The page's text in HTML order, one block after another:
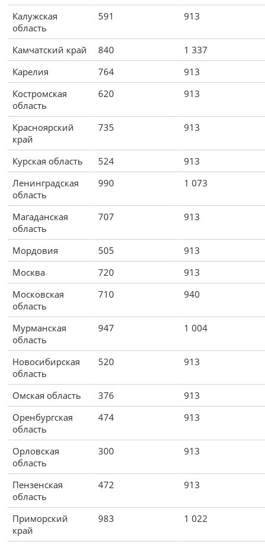
Калужская
область
591 913
Камчатский край 840
1 337
Карелия
764
913
Костромская
область
620 913
Красноярский
край
735 913
Курская область 524
913
Ленинградская
область
990 1 073
Магаданская
область
707 913
Мордовия 505
913
Москва
720
913
Московская
область
710 940
Мурманская
область
947 1 004
Новосибирская
область
520 913
Омская область 376
913
Оренбургская
область
474 913
Орловская
область
300 913
Пензенская
область
472 913
Приморский
край
983 1 022